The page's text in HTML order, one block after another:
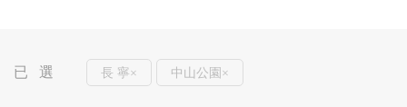
已 選 長 寧× 中山公園×